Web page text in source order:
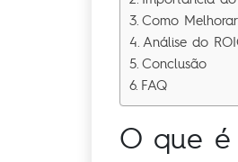
Como
Análise do
Conclusão
FAQ
O que é